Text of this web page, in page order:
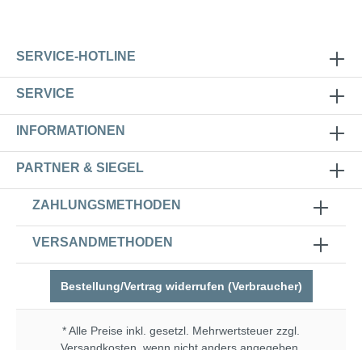
SERVICE-HOTLINE
SERVICE
INFORMATIONEN
PARTNER & SIEGEL
ZAHLUNGSMETHODEN
VERSANDMETHODEN
Bestellung/Vertrag widerrufen (Verbraucher)
* Alle Preise inkl. gesetzl. Mehrwertsteuer zzgl.